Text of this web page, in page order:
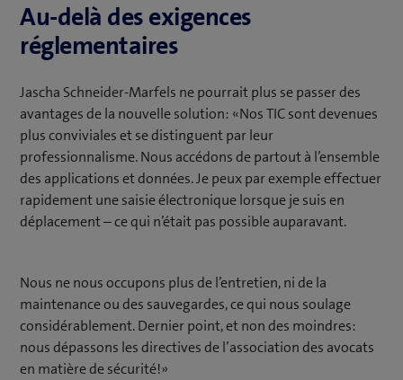
Au-delà des exigences
réglementaires
Jascha Schneider-Marfels ne pourrait plus se passer des
avantages de la nouvelle solution: «Nos TIC sont devenues
plus conviviales et se distinguent par leur
professionnalisme. Nous accédons de partout à l’ensemble
des applications et données. Je peux par exemple effectuer
rapidement une saisie électronique lorsque je suis en
déplacement – ce qui n’était pas possible auparavant.
Nous ne nous occupons plus de l’entretien, ni de la
maintenance ou des sauvegardes, ce qui nous soulage
considérablement. Dernier point, et non des moindres:
nous dépassons les directives de l’association des avocats
en matière de sécurité!»